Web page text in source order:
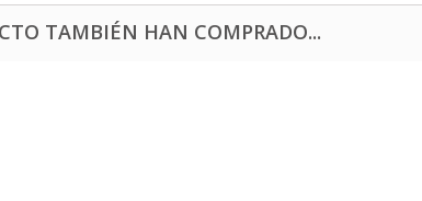
TAMBIÉN HAN COMPRADO...